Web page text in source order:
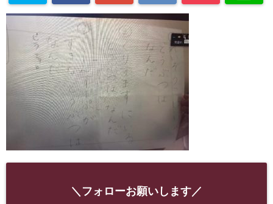
＼フォローお願いします／